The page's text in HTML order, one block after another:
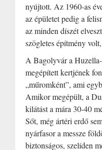
nyújtott. Az 1960-as
az épületet pedig a
az minden díszét
szögletes építmény
A Bagolyvár a
megépített kertjének
„műromként”, ami
Amikor megépült, a
kilátást a mára 30-40
Sőt, még ártéri erdő
nyárfasor a messze
biztonságos, szelíden